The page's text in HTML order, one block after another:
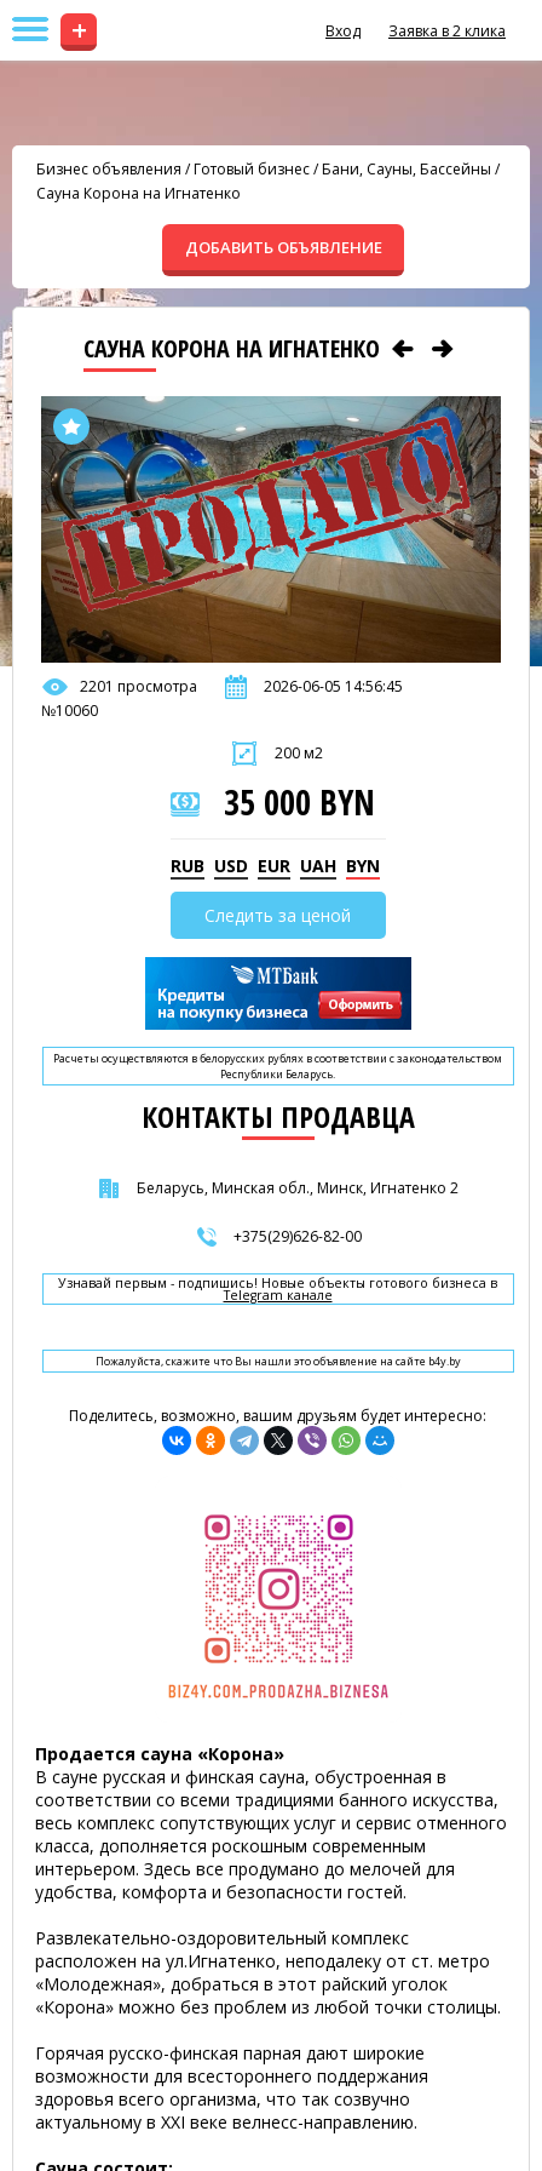
+ Вход Заявка в 2 клика
Бизнес объявления /Готовый бизнес/Бани, Сауны, Бассейны /
Сауна Корона на Игнатенко
ДОБАВИТЬ ОБЪЯВЛЕНИЕ
САУНА КОРОНА НА ИГНАТЕНКО
2201 просмотра
2026-06-05 14:56:45
№10060
200 м2
35 000 BYN
RUB USD EUR UAH BYN
Следить за ценой
Расчеты осуществляются в белорусских рублях в соответствии с законодательством
Республики Беларусь.
КОНТАКТЫ ПРОДАВЦА
Беларусь, Минская обл., Минск, Игнатенко 2
+375(29)626-82-00
Узнавай первым - подпишись! Новые объекты готового бизнеса в
Telegram канале
Пожалуйста, скажите что Вы нашли это объявление на сайте b4y.by
Поделитесь, возможно, вашим друзьям будет интересно:
Продается сауна «Корона»
В сауне русская и финская сауна, обустроенная в
соответствии со всеми традициями банного искусства,
весь комплекс сопутствующих услуг и сервис отменного
класса, дополняется роскошным современным
интерьером. Здесь все продумано до мелочей для
удобства, комфорта и безопасности гостей.
Развлекательно-оздоровительный комплекс
расположен на ул.Игнатенко, неподалеку от ст. метро
«Молодежная», добраться в этот райский уголок
«Корона» можно без проблем из любой точки столицы.
Горячая русско-финская парная дают широкие
возможности для всестороннего поддержания
здоровья всего организма, что так созвучно
актуальному в XXI веке велнесс-направлению.